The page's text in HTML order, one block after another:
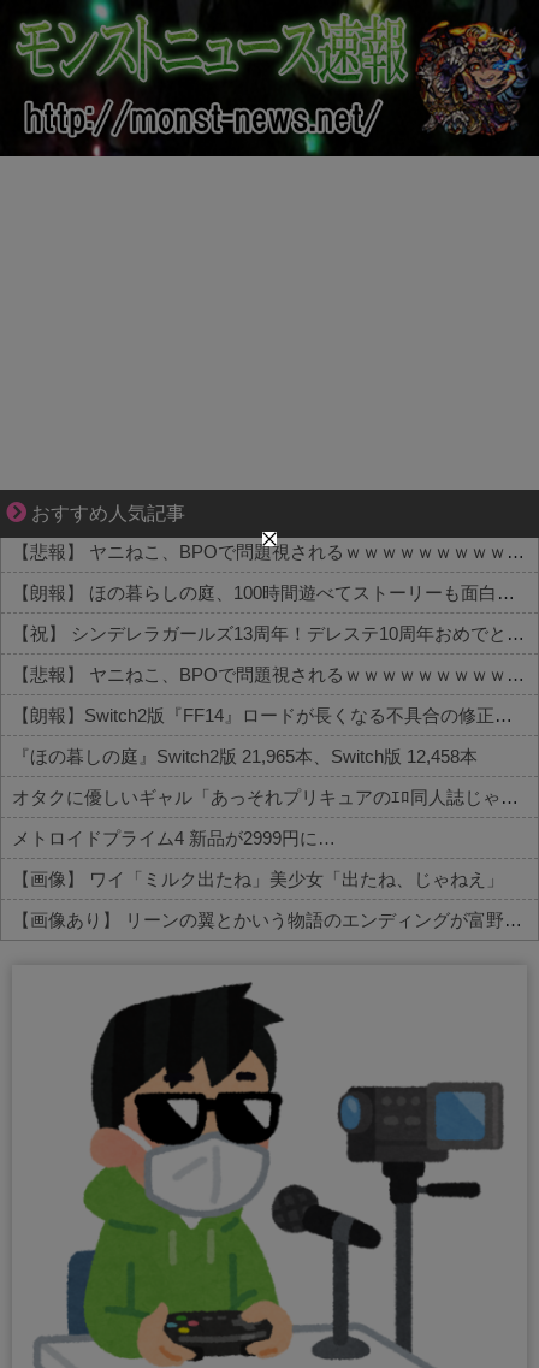
おすすめ人気記事
ゾッとして、ほろりとする奇妙な物語。
【悲報】 ヤニねこ、BPOで問題視されるｗｗｗｗｗｗｗｗｗｗｗｗｗ
【朗報】 ほの暮らしの庭、100時間遊べてストーリーも面白いスタバレの上位互換だとまじで好評
【祝】 シンデレラガールズ13周年！デレステ10周年おめでとう！ガチャ更新SSR八神マキノ・イベントSRイヴ、SR望月聖！
【悲報】 ヤニねこ、BPOで問題視されるｗｗｗｗｗｗｗｗｗｗｗｗｗ
【朗報】Switch2版『FF14』ロードが長くなる不具合の修正パッチを本日配信
『ほの暮しの庭』Switch2版 21,965本、Switch版 12,458本
オタクに優しいギャル「あっそれプリキュアのｴﾛ同人誌じゃんww♡」
メトロイドプライム4 新品が2999円に…
【画像】 ワイ「ミルク出たね」美少女「出たね、じゃねえ」
【画像あり】 リーンの翼とかいう物語のエンディングが富野作品の中でも屈指の美しさを誇る作品